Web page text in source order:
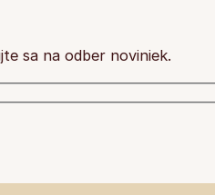
sa na odber noviniek.